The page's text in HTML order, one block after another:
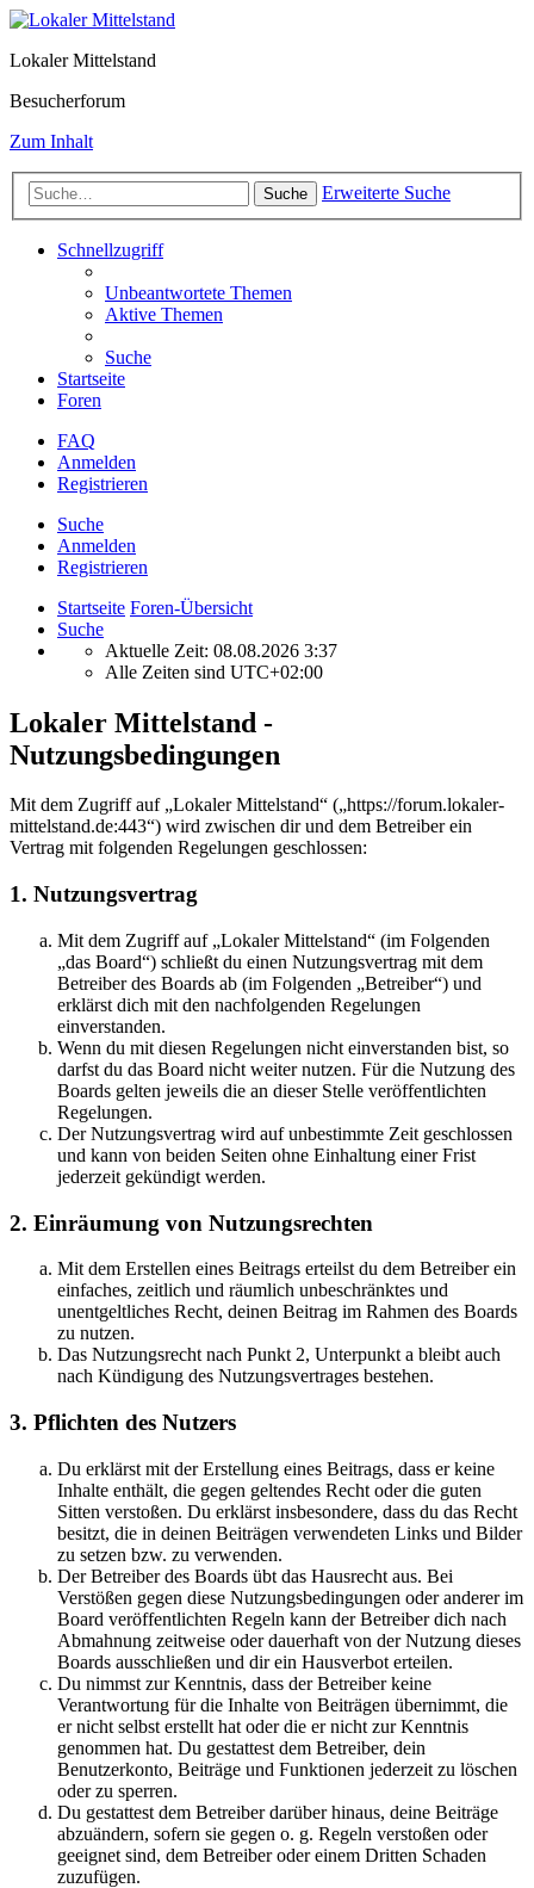
Lokaler Mittelstand
Besucherforum
Zum Inhalt
Suche Erweiterte Suche
Schnellzugriff
Unbeantwortete Themen
Aktive Themen
Suche
Startseite
Foren
FAQ
Anmelden
Registrieren
Suche
Anmelden
Registrieren
Startseite Foren-Übersicht
Suche
Aktuelle Zeit: 08.08.2026 3:37
Alle Zeiten sind UTC+02:00
Lokaler Mittelstand -
Nutzungsbedingungen
Mit dem Zugriff auf „Lokaler Mittelstand“ („https://forum.lokaler-
mittelstand.de:443“) wird zwischen dir und dem Betreiber ein
Vertrag mit folgenden Regelungen geschlossen:
1. Nutzungsvertrag
Mit dem Zugriff auf „Lokaler Mittelstand“ (im Folgenden
„das Board“) schließt du einen Nutzungsvertrag mit dem
Betreiber des Boards ab (im Folgenden „Betreiber“) und
erklärst dich mit den nachfolgenden Regelungen
einverstanden.
Wenn du mit diesen Regelungen nicht einverstanden bist, so
darfst du das Board nicht weiter nutzen. Für die Nutzung des
Boards gelten jeweils die an dieser Stelle veröffentlichten
Regelungen.
Der Nutzungsvertrag wird auf unbestimmte Zeit geschlossen
und kann von beiden Seiten ohne Einhaltung einer Frist
jederzeit gekündigt werden.
2. Einräumung von Nutzungsrechten
Mit dem Erstellen eines Beitrags erteilst du dem Betreiber ein
einfaches, zeitlich und räumlich unbeschränktes und
unentgeltliches Recht, deinen Beitrag im Rahmen des Boards
zu nutzen.
Das Nutzungsrecht nach Punkt 2, Unterpunkt a bleibt auch
nach Kündigung des Nutzungsvertrages bestehen.
3. Pflichten des Nutzers
Du erklärst mit der Erstellung eines Beitrags, dass er keine
Inhalte enthält, die gegen geltendes Recht oder die guten
Sitten verstoßen. Du erklärst insbesondere, dass du das Recht
besitzt, die in deinen Beiträgen verwendeten Links und Bilder
zu setzen bzw. zu verwenden.
Der Betreiber des Boards übt das Hausrecht aus. Bei
Verstößen gegen diese Nutzungsbedingungen oder anderer im
Board veröffentlichten Regeln kann der Betreiber dich nach
Abmahnung zeitweise oder dauerhaft von der Nutzung dieses
Boards ausschließen und dir ein Hausverbot erteilen.
Du nimmst zur Kenntnis, dass der Betreiber keine
Verantwortung für die Inhalte von Beiträgen übernimmt, die
er nicht selbst erstellt hat oder die er nicht zur Kenntnis
genommen hat. Du gestattest dem Betreiber, dein
Benutzerkonto, Beiträge und Funktionen jederzeit zu löschen
oder zu sperren.
Du gestattest dem Betreiber darüber hinaus, deine Beiträge
abzuändern, sofern sie gegen o. g. Regeln verstoßen oder
geeignet sind, dem Betreiber oder einem Dritten Schaden
zuzufügen.